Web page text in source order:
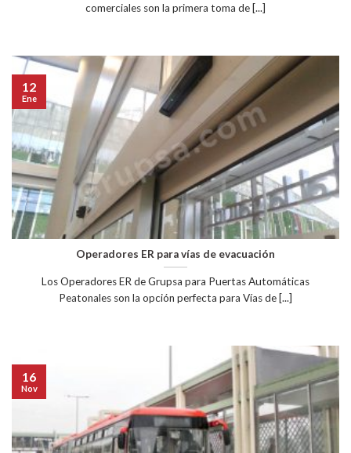
comerciales son la primera toma de [...]
Operadores ER para vías de evacuación
Los Operadores ER de Grupsa para Puertas Automáticas
Peatonales son la opción perfecta para Vías de [...]
12
Ene
16
Nov